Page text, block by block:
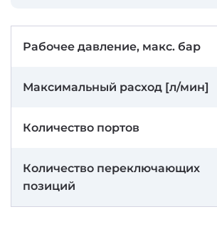
Рабочее давление, макс. бар
Максимальный расход [л/мин]
Количество портов
Количество переключающих
позиций